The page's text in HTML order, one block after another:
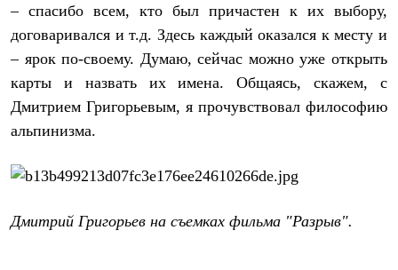
Повязки
Панамы
Перчатки и рукавицы
Рукавицы
Носки
Полезные аксессуары
Шевроны
Уход за одеждой
– спасибо всем, кто был причастен к их выбору,
договаривался и т.д. Здесь каждый оказался к месту и
– ярок по-своему. Думаю, сейчас можно уже открыть
карты и назвать их имена. Общаясь, скажем, с
Дмитрием Григорьевым, я прочувствовал философию
альпинизма.
Дмитрий Григорьев на съемках фильма "Разрыв".